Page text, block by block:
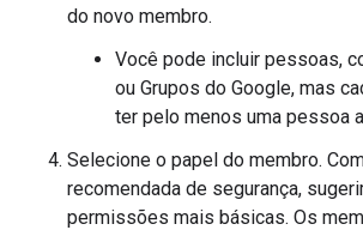
do novo membro.
Você pode incluir pessoas,
ou Grupos do Google, mas
ter pelo menos uma pessoa
Selecione o papel do membro.
recomendada de segurança,
permissões mais básicas. Os